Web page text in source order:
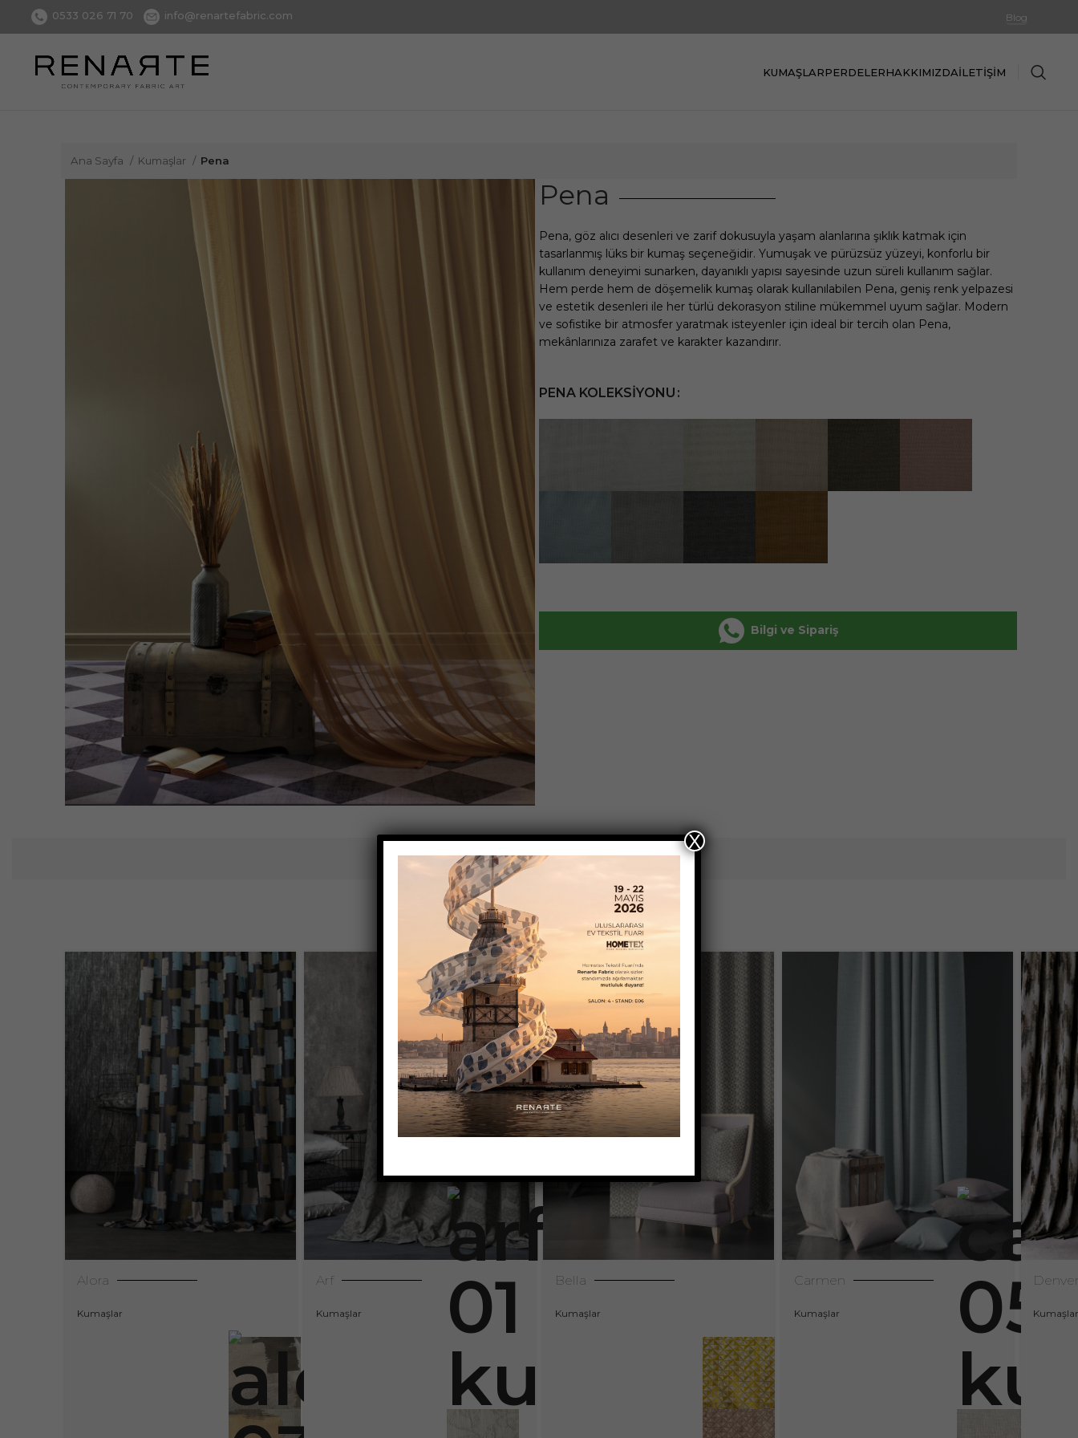
0533 026 71 70 info@renartefabric.com Blog
KUMAŞLARPERDELERHAKKIMIZDAİLETIŞIM
Ana Sayfa Kumaşlar Pena
Pena
Pena, göz alıcı desenleri ve zarif dokusuyla yaşam alanlarına şıklık katmak için
tasarlanmış lüks bir kumaş seçeneğidir. Yumuşak ve pürüzsüz yüzeyi, konforlu bir
kullanım deneyimi sunarken, dayanıklı yapısı sayesinde uzun süreli kullanım sağlar.
Hem perde hem de döşemelik kumaş olarak kullanılabilen Pena, geniş renk yelpazesi
ve estetik desenleri ile her türlü dekorasyon stiline mükemmel uyum sağlar. Modern
ve sofistike bir atmosfer yaratmak isteyenler için ideal bir tercih olan Pena,
mekânlarınıza zarafet ve karakter kazandırır.
PENA KOLEKSIYONU
Bilgi ve Sipariş
Stok kodu:Yok Kategoriler: Kumaşlar Takip Et:
İlgili Ürünler
Alora
Kumaşlar
Arf
Kumaşlar
Bella
Kumaşlar
Carmen
Kumaşlar Kumaşlar
X